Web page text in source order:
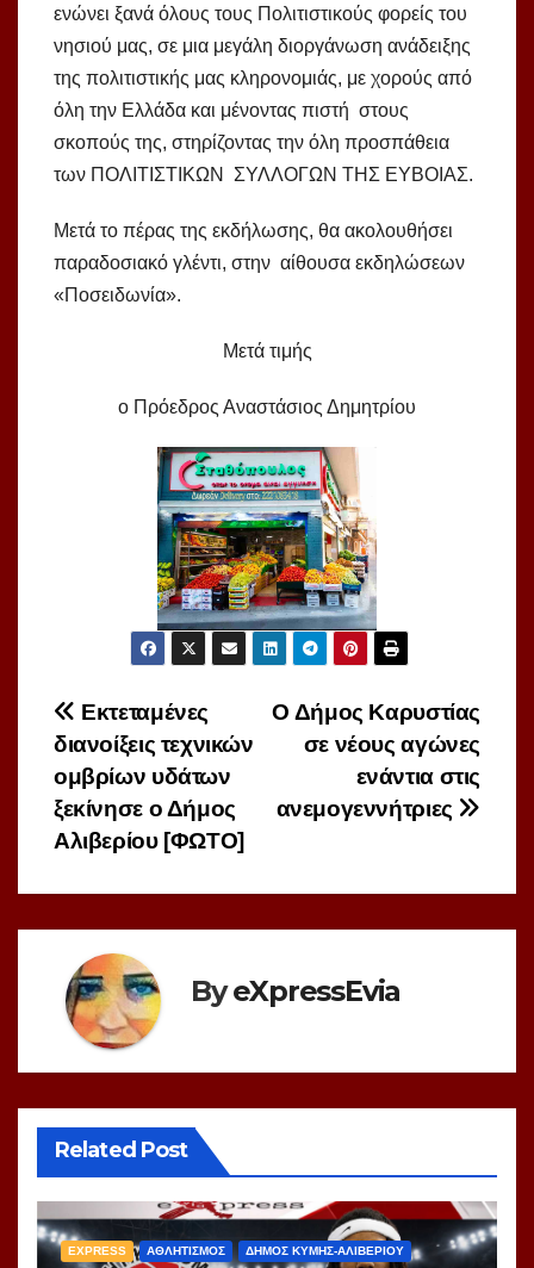
ενώνει ξανά όλους τους Πολιτιστικούς φορείς του
νησιού μας, σε μια μεγάλη διοργάνωση ανάδειξης
της πολιτιστικής μας κληρονομιάς, με χορούς από
όλη την Ελλάδα και μένοντας πιστή στους
σκοπούς της, στηρίζοντας την όλη προσπάθεια
των ΠΟΛΙΤΙΣΤΙΚΩΝ ΣΥΛΛΟΓΩΝ ΤΗΣ ΕΥΒΟΙΑΣ.
Μετά το πέρας της εκδήλωσης, θα ακολουθήσει
παραδοσιακό γλέντι, στην αίθουσα εκδηλώσεων
«Ποσειδωνία».
Μετά τιμής
o Πρόεδρος Αναστάσιος Δημητρίου
Πλοήγηση
άρθρων
O Δήμος Καρυστίας
σε νέους αγώνες
ενάντια στις
ανεμογεννήτριες
Εκτεταμένες
διανοίξεις τεχνικών
ομβρίων υδάτων
ξεκίνησε ο Δήμος
Αλιβερίου [ΦΩΤΟ]
ByeXpressEvia
Related Post
EXPRESS ΑΘΛΗΤΙΣΜΟΣ ΔΗΜΟΣ ΚΥΜΗΣ-ΑΛΙΒΕΡΙΟΥ